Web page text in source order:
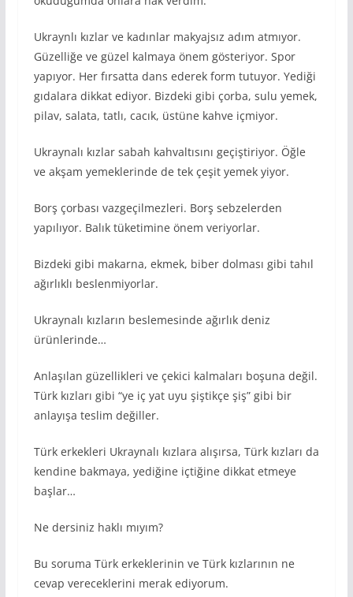
Ukraynlı kızlar ve kadınlar makyajsız adım atmıyor.
Güzelliğe ve güzel kalmaya önem gösteriyor. Spor
yapıyor. Her fırsatta dans ederek form tutuyor. Yediği
gıdalara dikkat ediyor. Bizdeki gibi çorba, sulu yemek,
pilav, salata, tatlı, cacık, üstüne kahve içmiyor.
Ukraynalı kızlar sabah kahvaltısını geçiştiriyor. Öğle
ve akşam yemeklerinde de tek çeşit yemek yiyor.
Borş çorbası vazgeçilmezleri. Borş sebzelerden
yapılıyor. Balık tüketimine önem veriyorlar.
Bizdeki gibi makarna, ekmek, biber dolması gibi tahıl
ağırlıklı beslenmiyorlar.
Ukraynalı kızların beslemesinde ağırlık deniz
ürünlerinde…
Anlaşılan güzellikleri ve çekici kalmaları boşuna değil.
Türk kızları gibi “ye iç yat uyu şiştikçe şiş” gibi bir
anlayışa teslim değiller.
Türk erkekleri Ukraynalı kızlara alışırsa, Türk kızları da
kendine bakmaya, yediğine içtiğine dikkat etmeye
başlar…
Ne dersiniz haklı mıyım?
Bu soruma Türk erkeklerinin ve Türk kızlarının ne
cevap vereceklerini merak ediyorum.